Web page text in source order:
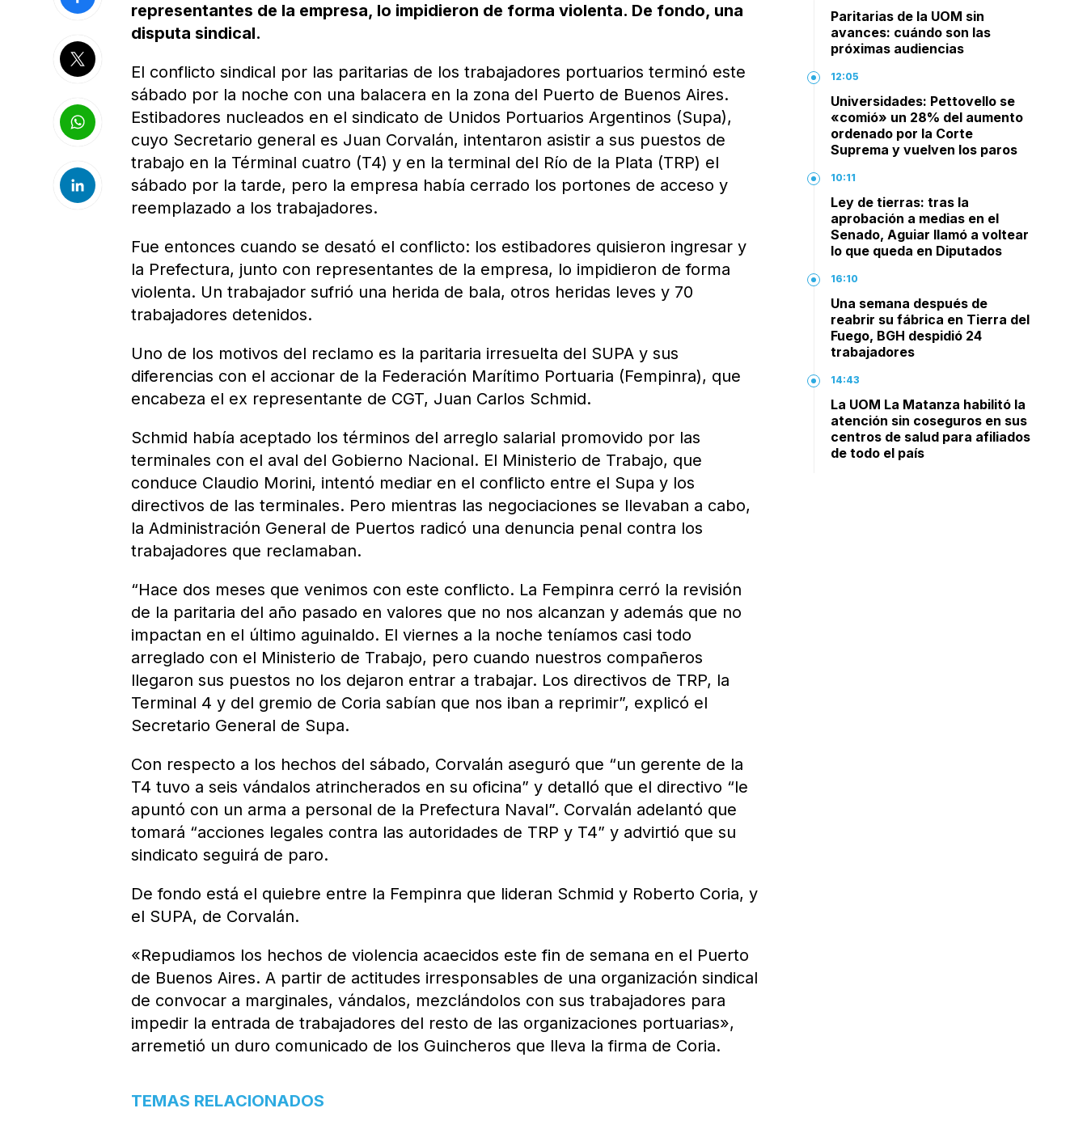
representantes de la empresa, lo impidieron de forma violenta. De fondo, una
disputa sindical.
El conflicto sindical por las paritarias de los trabajadores portuarios terminó este
sábado por la noche con una balacera en la zona del Puerto de Buenos Aires.
Estibadores nucleados en el sindicato de Unidos Portuarios Argentinos (Supa),
cuyo Secretario general es Juan Corvalán, intentaron asistir a sus puestos de
trabajo en la Términal cuatro (T4) y en la terminal del Río de la Plata (TRP) el
sábado por la tarde, pero la empresa había cerrado los portones de acceso y
reemplazado a los trabajadores.
Fue entonces cuando se desató el conflicto: los estibadores quisieron ingresar y
la Prefectura, junto con representantes de la empresa, lo impidieron de forma
violenta. Un trabajador sufrió una herida de bala, otros heridas leves y 70
trabajadores detenidos.
Uno de los motivos del reclamo es la paritaria irresuelta del SUPA y sus
diferencias con el accionar de la Federación Marítimo Portuaria (Fempinra), que
encabeza el ex representante de CGT, Juan Carlos Schmid.
Schmid había aceptado los términos del arreglo salarial promovido por las
terminales con el aval del Gobierno Nacional. El Ministerio de Trabajo, que
conduce Claudio Morini, intentó mediar en el conflicto entre el Supa y los
directivos de las terminales. Pero mientras las negociaciones se llevaban a cabo,
la Administración General de Puertos radicó una denuncia penal contra los
trabajadores que reclamaban.
“Hace dos meses que venimos con este conflicto. La Fempinra cerró la revisión
de la paritaria del año pasado en valores que no nos alcanzan y además que no
impactan en el último aguinaldo. El viernes a la noche teníamos casi todo
arreglado con el Ministerio de Trabajo, pero cuando nuestros compañeros
llegaron sus puestos no los dejaron entrar a trabajar. Los directivos de TRP, la
Terminal 4 y del gremio de Coria sabían que nos iban a reprimir”, explicó el
Secretario General de Supa.
Con respecto a los hechos del sábado, Corvalán aseguró que “un gerente de la
T4 tuvo a seis vándalos atrincherados en su oficina” y detalló que el directivo “le
apuntó con un arma a personal de la Prefectura Naval”. Corvalán adelantó que
tomará “acciones legales contra las autoridades de TRP y T4” y advirtió que su
sindicato seguirá de paro.
De fondo está el quiebre entre la Fempinra que lideran Schmid y Roberto Coria, y
el SUPA, de Corvalán.
«Repudiamos los hechos de violencia acaecidos este fin de semana en el Puerto
de Buenos Aires. A partir de actitudes irresponsables de una organización sindical
de convocar a marginales, vándalos, mezclándolos con sus trabajadores para
impedir la entrada de trabajadores del resto de las organizaciones portuarias»,
arremetió un duro comunicado de los Guincheros que lleva la firma de Coria.
TEMAS RELACIONADOS
Paritarias de la UOM sin
avances: cuándo son las
próximas audiencias
12:05
Universidades: Pettovello se
«comió» un 28% del aumento
ordenado por la Corte
Suprema y vuelven los paros
10:11
Ley de tierras: tras la
aprobación a medias en el
Senado, Aguiar llamó a voltear
lo que queda en Diputados
16:10
Una semana después de
reabrir su fábrica en Tierra del
Fuego, BGH despidió 24
trabajadores
14:43
La UOM La Matanza habilitó la
atención sin coseguros en sus
centros de salud para afiliados
de todo el país